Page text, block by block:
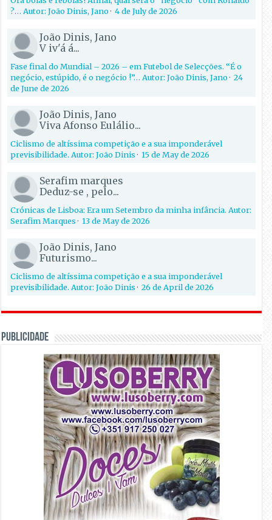
?… Autor: João Dinis, Jano·4 de July de 2026
João Dinis, Jano
V iv'á á...
Fase final do Mundial – 2026 – em Futebol de Selecções. “É o
negócio, estúpido, é o negócio !”… Autor: João Dinis, Jano·24
de June de 2026
João Dinis, Jano
Viva Afonso Eulálio...
Ciclismo de altíssima competição e a sua imponderável
previsibilidade. Autor: João Dinis·15 de May de 2026
Serafim marques
Deduz-se , pelo...
Crónicas de Lisboa: Era um Setembro da minha infância. Autor:
Serafim Marques·13 de May de 2026
João Dinis, Jano
Futurismo...
Ciclismo de altíssima competição e a sua imponderável
previsibilidade. Autor: João Dinis·26 de April de 2026
PUBLICIDADE